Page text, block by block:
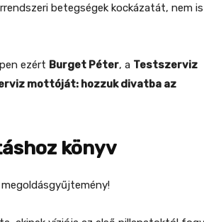
betegségek kockázatát, nem is
ezért Burget Péter, a Testszerviz
mottóját: hozzuk divatba az
könyv